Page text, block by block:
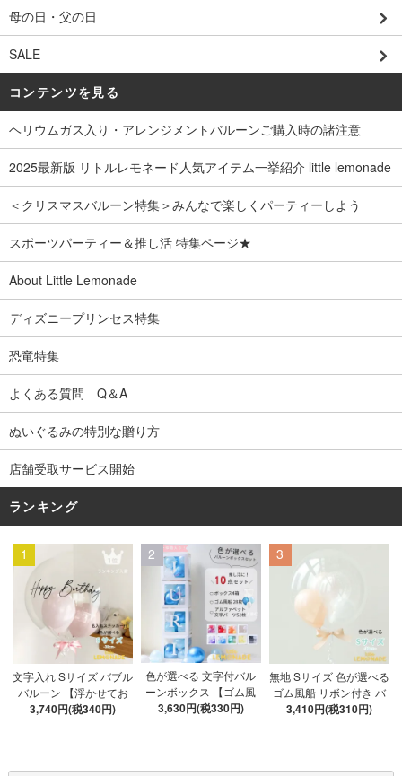
母の日・父の日
SALE
コンテンツを見る
ヘリウムガス入り・アレンジメントバルーンご購入時の諸注意
2025最新版 リトルレモネード人気アイテム一挙紹介 little lemonade
＜クリスマスバルーン特集＞みんなで楽しくパーティーしよう
スポーツパーティー＆推し活 特集ページ★
About Little Lemonade
ディズニープリンセス特集
恐竜特集
よくある質問 Q＆A
ぬいぐるみの特別な贈り方
店舗受取サービス開始
ランキング
1
文字入れ Sサイズ バブル
バルーン 【浮かせてお
届け】 バルーン
3,740円(税340円)
2
色が選べる 文字付バル
ーンボックス 【ゴム風
船&文字パーツ付き】 DI
ツ52枚 推し活
3,630円(税330円)
3
無地 Sサイズ 色が選べる
ゴム風船 リボン付き バ
ブルバルーン 【浮かせ
3,410円(税310円)